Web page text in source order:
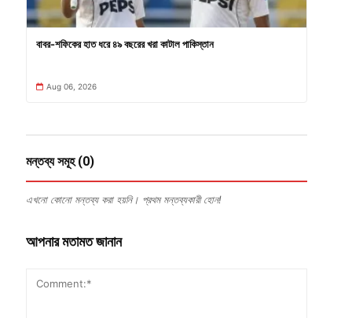
বাবর-শফিকের হাত ধরে ৪৯ বছরের খরা কাটাল পাকিস্তান
Aug 06, 2026
মন্তব্য সমূহ (0)
এখনো কোনো মন্তব্য করা হয়নি। প্রথম মন্তব্যকারী হোন!
আপনার মতামত জানান